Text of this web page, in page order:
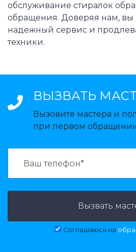
обслуживание стиралок
обращения. Доверяя нам, вы
надежный сервис и
техники.
ВЫЗВАТЬ
Вызовите мастера и
при первом
Вызвать
Соглашаюсь на